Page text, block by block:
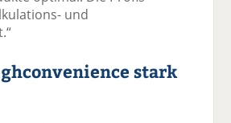
und
stark